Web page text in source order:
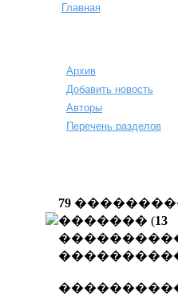
Главная
Архив
Добавить новость
Авторы
Перечень разделов
79
������� (13